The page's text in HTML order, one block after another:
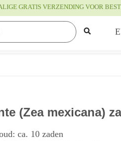
GRATIS VERZENDING VOOR
(Zea mexicana)
ca. 10 zaden